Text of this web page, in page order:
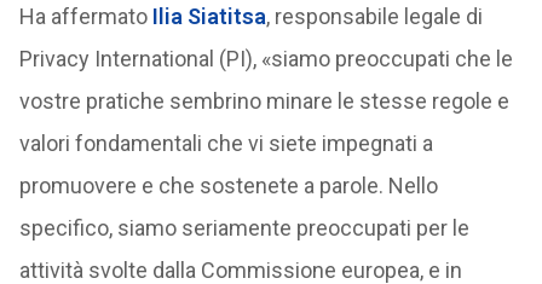
Ha affermato Ilia Siatitsa, responsabile legale di
Privacy International (PI), «siamo preoccupati che le
vostre pratiche sembrino minare le stesse regole e
valori fondamentali che vi siete impegnati a
promuovere e che sostenete a parole. Nello
specifico, siamo seriamente preoccupati per le
attività svolte dalla Commissione europea, e in